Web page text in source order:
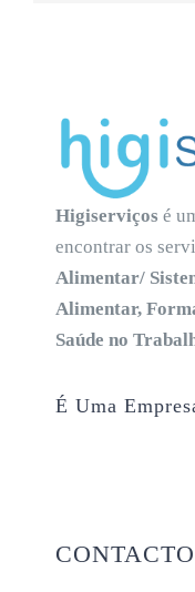
Higiserviços é
encontrar os
Alimentar/
Alimentar,
Saúde no
É Uma